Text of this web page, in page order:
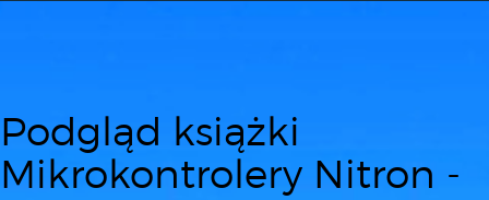
Podgląd książki
Mikrokontrolery Nitron -